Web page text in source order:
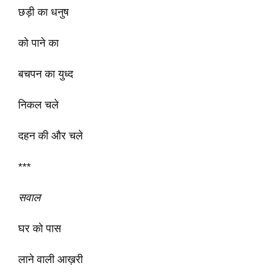
छड़ी का धनुष
को पाने का
बचपन का युध्द
निकल चले
दहन की और चले
***
सवाल
घर को पास
लाने वाली आख़री